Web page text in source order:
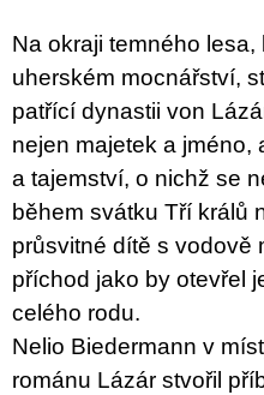
Na okraji temného
uherském mocnářství,
patřící dynastii von
nejen majetek a jméno,
a tajemství, o nichž se
během svátku Tří králů
průsvitné dítě s vodově
příchod jako by otevřel
celého rodu.
Nelio Biedermann v
románu Lázár stvořil
u
j
e
m
e
JMÉNO
380